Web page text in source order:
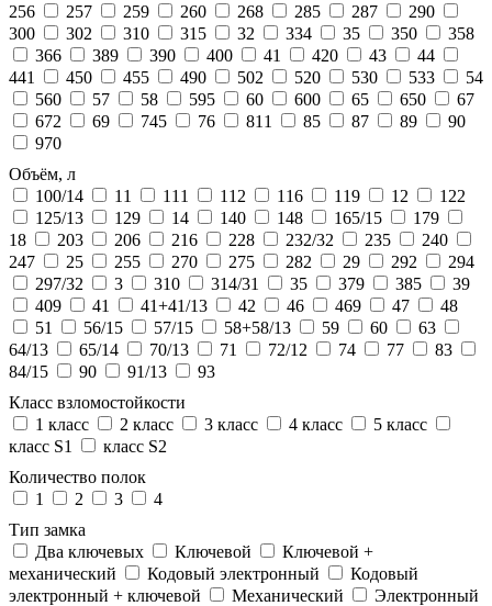
256
257 259 260 268 285 287
290
300
302 310 315 32 334 35 350
358
366
389 390 400 41 420 43
44
441
450 455 490 502 520 530 533
54
560
57 58 595 60 600 65 650
67
672
69 745 76 811 85 87 89
90
970
Объём, л
100/14
11 111 112 116 119 12
122
125/13
129 14 140 148 165/15
179
18
203 206 216 228 232/32 235
240
247
25 255 270 275 282 29 292
294
297/32
3 310 314/31 35 379 385
39
409
41 41+41/13 42 46 469 47
48
51
56/15 57/15 58+58/13 59 60
63
64/13
65/14 70/13 71 72/12 74 77
83
84/15
90 91/13
93
Класс взломостойкости
1 класс
2 класс 3 класс 4 класс
5 класс
класс S1
класс S2
Количество полок
1
2 3
4
Тип замка
Два ключевых
Ключевой
Ключевой +
механический
Кодовый электронный
Кодовый
электронный + ключевой
Механический
Электронный